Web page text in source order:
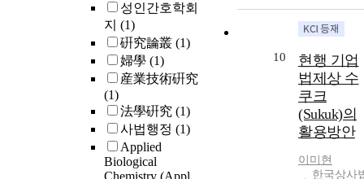
성인간호학회
지 (1)
硏究論叢 (1)
婦學 (1)
産業技術硏究
(1)
法學硏究 (1)
사법행정 (1)
Applied
Biological
10
현행 기업
법제상 수
쿠크
(Sukuk)의
활용방안
이미현
한국상사